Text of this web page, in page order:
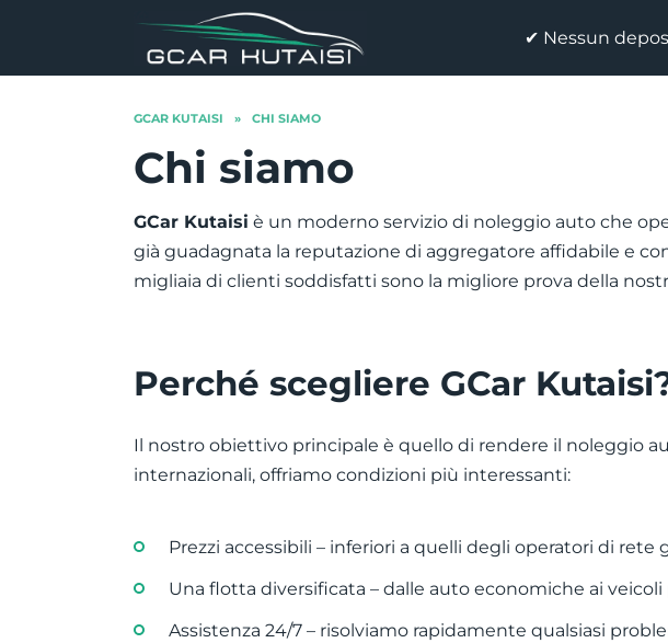
✔ Nessun
GCAR KUTAISI » CHI SIAMO
Chi siamo
GCar Kutaisi è un moderno servizio di noleggio auto che
già guadagnata la reputazione di aggregatore affidabile e
migliaia di clienti soddisfatti sono la migliore prova della
Perché scegliere GCar
Il nostro obiettivo principale è quello di rendere il noleggio
internazionali, offriamo condizioni più interessanti:
Prezzi accessibili – inferiori a quelli degli operatori di rete
Una flotta diversificata – dalle auto economiche ai
Assistenza 24/7 – risolviamo rapidamente qualsiasi